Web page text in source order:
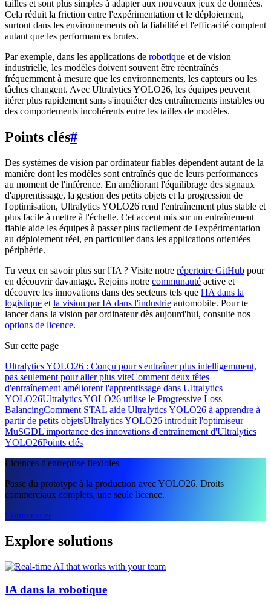
tailles et sont plus simples à adapter aux nouveaux jeux de données.
Cela réduit la friction entre l'expérimentation et le déploiement,
surtout dans les environnements où la fiabilité et l'efficacité comptent
autant que les performances brutes.
Par exemple, dans les applications de robotique et de vision
industrielle, les modèles doivent souvent être réentraînés
fréquemment à mesure que les environnements, les capteurs ou les
tâches changent. Avec Ultralytics YOLO26, les équipes peuvent
itérer plus rapidement sans s'inquiéter des entraînements instables ou
des comportements incohérents entre les tailles de modèles.
Points clés#
Des systèmes de vision par ordinateur fiables dépendent autant de la
manière dont les modèles sont entraînés que de leurs performances
au moment de l'inférence. En améliorant l'équilibrage des signaux
d'apprentissage, la gestion des petits objets et la progression de
l'optimisation, Ultralytics YOLO26 rend l'entraînement plus stable et
plus facile à mettre à l'échelle. Cet accent mis sur un entraînement
fiable aide les équipes à passer plus facilement de l'expérimentation
au déploiement réel, en particulier dans les applications orientées
périphérie.
Tu veux en savoir plus sur l'IA ? Visite notre répertoire GitHub pour
en découvrir davantage. Rejoins notre communauté active et
découvre les innovations dans des secteurs tels que l'IA dans la
logistique et la vision par IA dans l'industrie automobile. Pour te
lancer dans la vision par ordinateur dès aujourd'hui, consulte nos
options de licence.
Sur cette page
Ultralytics YOLO26 : Conçu pour s'entraîner plus intelligemment,
pas seulement pour aller plus viteComment deux têtes
d'entraînement améliorent l'apprentissage dans Ultralytics
YOLO26Ultralytics YOLO26 utilise le Progressive Loss
BalancingComment STAL aide Ultralytics YOLO26 à apprendre à
partir de petits objetsUltralytics YOLO26 introduit l'optimiseur
MuSGDL'importance des innovations d'entraînement d'Ultralytics
YOLO26Points clés
Licences d'entreprise flexibles
Passe du prototype à la production avec YOLO26. Droits
commerciaux complets, une seule licence.
Commencer
Explore solutions
IA dans la robotique